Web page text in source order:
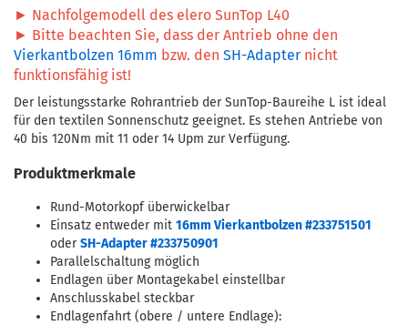
► Nachfolgemodell des elero SunTop L40
► Bitte beachten Sie, dass der Antrieb ohne den
Vierkantbolzen 16mm bzw. den SH-Adapter nicht
funktionsfähig ist!
Der leistungsstarke Rohrantrieb der SunTop-Baureihe L ist ideal
für den textilen Sonnenschutz geeignet. Es stehen Antriebe von
40 bis 120Nm mit 11 oder 14 Upm zur Verfügung.
Produktmerkmale
Rund-Motorkopf überwickelbar
Einsatz entweder mit 16mm Vierkantbolzen #233751501
oderSH-Adapter #233750901
Parallelschaltung möglich
Endlagen über Montagekabel einstellbar
Anschlusskabel steckbar
Endlagenfahrt (obere / untere Endlage):